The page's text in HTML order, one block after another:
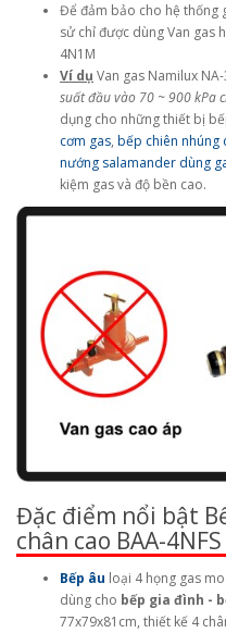
Để đảm bảo cho hệ thống
sử chỉ được dùng Van gas
4N1M
Ví dụ Van gas Namilux
suất đầu vào 70 ~ 900 kPa
dụng cho những thiết bị
cơm gas, bếp chiên nhúng
nướng salamander dùng
kiệm gas và độ bền cao.
Đặc điểm nổi bật
chân cao BAA-4NFS
Bếp âu loại 4 họng gas
dùng cho bếp gia đình -
77x79x81cm, thiết kế 4